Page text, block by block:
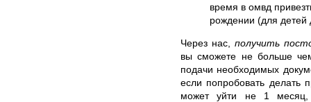
время в омвд
рождении (для детей
Через нас, получить
вы сможете не больше
подачи необходимых
если попробовать делать
может уйти не 1 месяц,